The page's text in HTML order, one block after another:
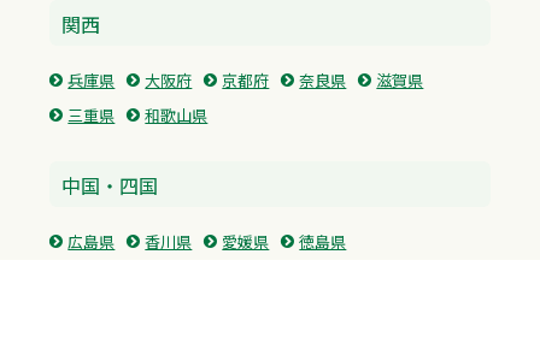
関西
兵庫県 大阪府 京都府 奈良県
滋賀県
三重県
和歌山県
中国・四国
広島県 香川県 愛媛県 徳島県